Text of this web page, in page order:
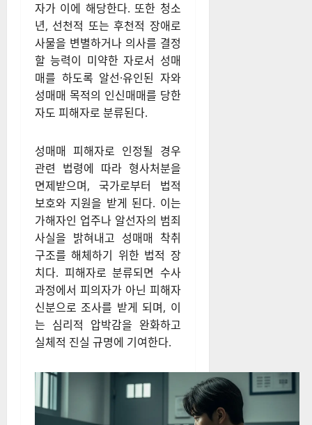
자가 이에 해당한다. 또한 청소
년, 선천적 또는 후천적 장애로
사물을 변별하거나 의사를 결정
할 능력이 미약한 자로서 성매
매를 하도록 알선·유인된 자와
성매매 목적의 인신매매를 당한
자도 피해자로 분류된다.
성매매 피해자로 인정될 경우
관련 법령에 따라 형사처분을
면제받으며, 국가로부터 법적
보호와 지원을 받게 된다. 이는
가해자인 업주나 알선자의 범죄
사실을 밝혀내고 성매매 착취
구조를 해체하기 위한 법적 장
치다. 피해자로 분류되면 수사
과정에서 피의자가 아닌 피해자
신분으로 조사를 받게 되며, 이
는 심리적 압박감을 완화하고
실체적 진실 규명에 기여한다.